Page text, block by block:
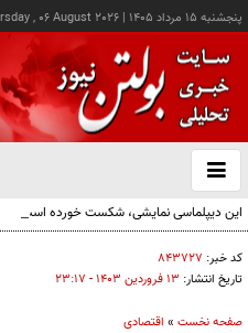
پنجشنبه ۱۵ مرداد ۱۴۰۵ |
, 06 August 2026
باز
و
این دیپلماسی نمایشی، شکست خورده است/
کد خبر: ۸۴۳۷۲۷
تاریخ انتشار: ۱۳ فروردين ۱۴۰۳ - ۲۳:۱۷
صفحه نخست » اقتصادی